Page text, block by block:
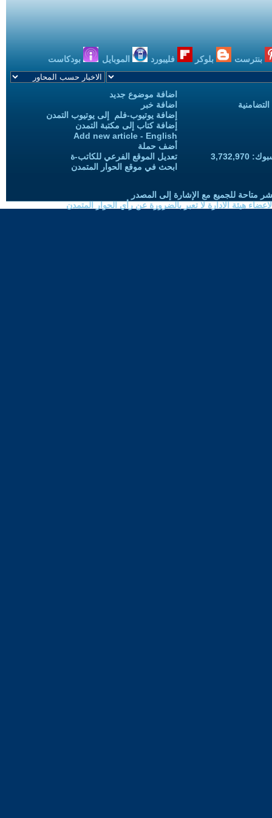
بنترست بلوكر فليبورد الموبايل بودكاست
اضافة موضوع جديد
اضافة خبر
إضافة يوتيوب-فلم إلى يوتيوب التمدن
إضافة كتاب إلى مكتبة التمدن
Add new article - English
أضف حملة
تعديل الموقع الفرعي للكاتب-ة
ابحث في موقع الحوار المتمدن
متاحة للجميع مع الإشارة إلى المصدر
هيئة الادارة لا تعبر بالضرورة عن رأي الحوار المتمدن